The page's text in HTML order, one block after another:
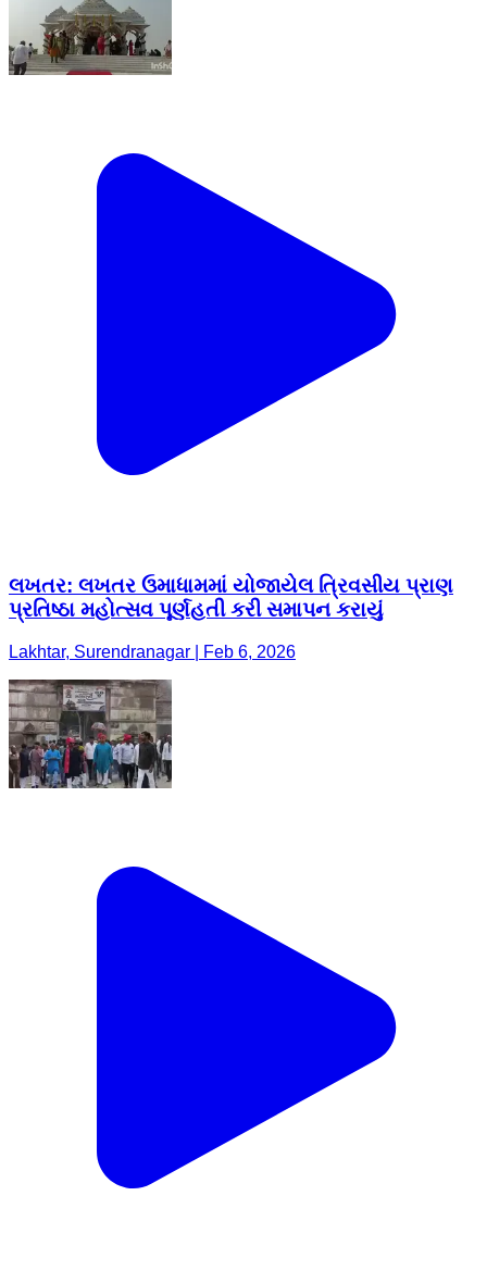
લખતર: લખતર ઉમાધામમાં યોજાયેલ ત્રિવસીય પ્રાણ
પ્રતિષ્ઠા મહોત્સવ પૂર્ણહતી કરી સમાપન કરાયું
Lakhtar, Surendranagar | Feb 6, 2026